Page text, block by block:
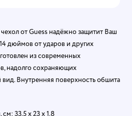
от Guess надёжно защитит Ваш
дюймов от ударов и других
из современных
надолго сохраняющих
Внутренняя поверхность обшита
33.5 х 23 х 1.8